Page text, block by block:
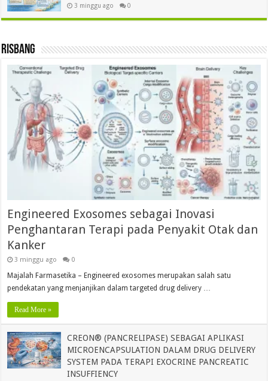
3 minggu ago 0
Risbang
Engineered Exosomes sebagai Inovasi
Penghantaran Terapi pada Penyakit Otak dan
Kanker
3 minggu ago 0
Majalah Farmasetika – Engineered exosomes merupakan salah satu
pendekatan yang menjanjikan dalam targeted drug delivery …
Read More »
CREON® (PANCRELIPASE) SEBAGAI APLIKASI
MICROENCAPSULATION DALAM DRUG DELIVERY
SYSTEM PADA TERAPI EXOCRINE PANCREATIC
INSUFFIENCY